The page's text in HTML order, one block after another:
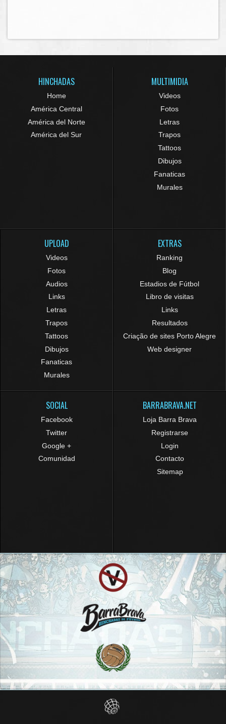
HINCHADAS
Home
América Central
América del Norte
América del Sur
MULTIMIDIA
Videos
Fotos
Letras
Trapos
Tattoos
Dibujos
Fanaticas
Murales
UPLOAD
Videos
Fotos
Audios
Links
Letras
Trapos
Tattoos
Dibujos
Fanaticas
Murales
EXTRAS
Ranking
Blog
Estadios de Fútbol
Libro de visitas
Links
Resultados
Criação de sites Porto Alegre
Web designer
SOCIAL
Facebook
Twitter
Google +
Comunidad
BARRABRAVA.NET
Loja Barra Brava
Registrarse
Login
Contacto
Sitemap